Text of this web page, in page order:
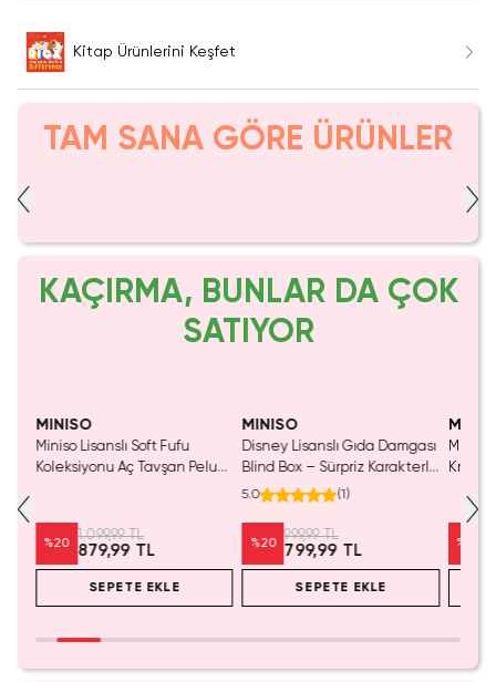
Kitap Ürünlerini Keşfet
TAM SANA GÖRE ÜRÜNLER
KAÇIRMA, BUNLAR DA ÇOK
SATIYOR
MINISO
Miniso Lisanslı Soft Fufu
Koleksiyonu Aç Tavşan Peluş
%20
1.099,99 TL
879,99 TL
SEPETE EKLE
MINISO
Disney Lisanslı Gıda Damgası
Blind Box – Sürpriz Karakterli
Eğlenceli Sunum
5.0 (1)
%20
999,99 TL
799,99 TL
SEPETE EKLE
Miniso
Kristal
%